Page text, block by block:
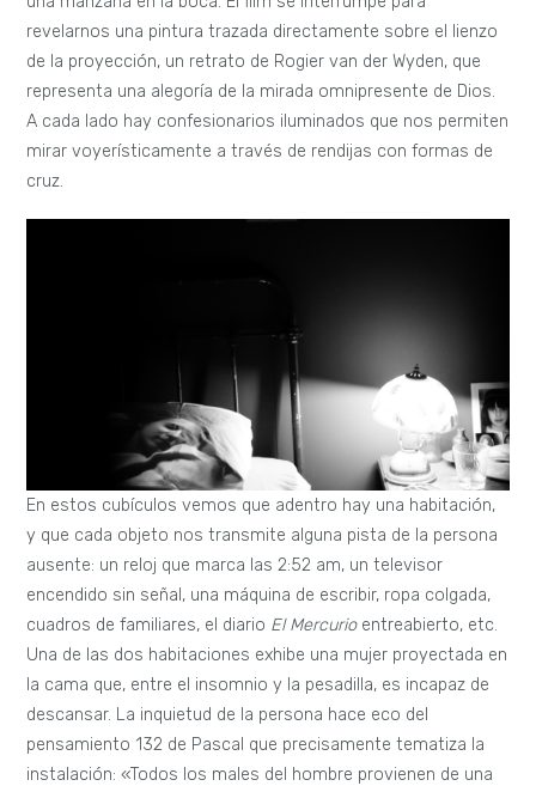
revelarnos una pintura trazada directamente sobre el lienzo
de la proyección, un retrato de Rogier van der Wyden, que
representa una alegoría de la mirada omnipresente de Dios.
A cada lado hay confesionarios iluminados que nos permiten
mirar voyerísticamente a través de rendijas con formas de
cruz.
En estos cubículos vemos que adentro hay una habitación,
y que cada objeto nos transmite alguna pista de la persona
ausente: un reloj que marca las 2:52 am, un televisor
encendido sin señal, una máquina de escribir, ropa colgada,
cuadros de familiares, el diario El Mercurioentreabierto, etc.
Una de las dos habitaciones exhibe una mujer proyectada en
la cama que, entre el insomnio y la pesadilla, es incapaz de
descansar. La inquietud de la persona hace eco del
pensamiento 132 de Pascal que precisamente tematiza la
instalación: «Todos los males del hombre provienen de una